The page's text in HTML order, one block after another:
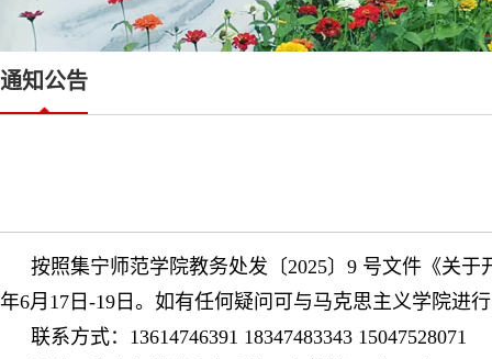
通知公告
按照集宁师范学院教务处发〔2025〕9 号文件《关
年6月17日-19日。如有任何疑问可与马克思主义学院进
联系方式：13614746391 18347483343 15047528071